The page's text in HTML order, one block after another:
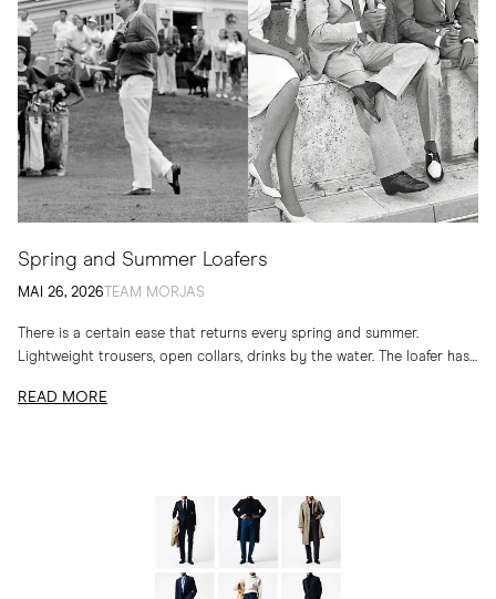
Spring and Summer Loafers
MAI 26, 2026 TEAM MORJAS
There is a certain ease that returns every spring and summer.
Lightweight trousers, open collars, drinks by the water. The loafer has
READ MORE